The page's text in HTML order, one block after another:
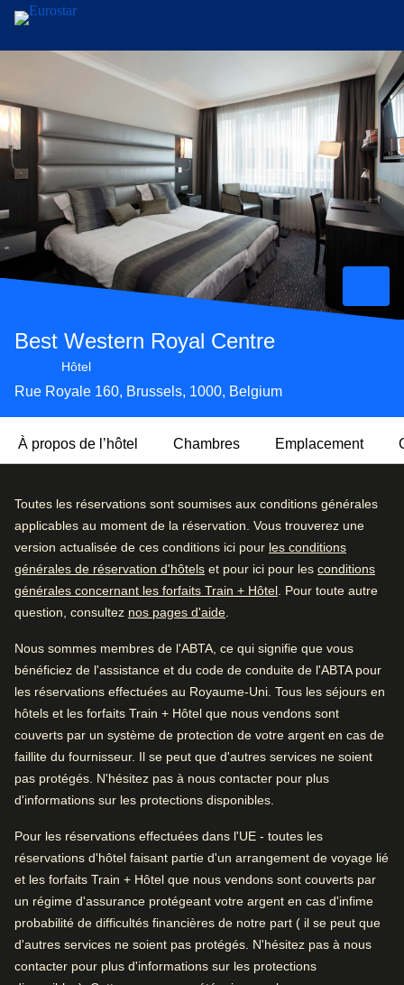
Aller au contenu principal
Best Western Royal Centre
Hôtel 3 étoiles
Hôtel
Rue Royale 160, Brussels, 1000, Belgium
À propos de l’hôtel Chambres Emplacement
Ne vous laissez pas tromper par sa façade discrète – à
l’intérieur du Best Western Hotel Royal Centre, vous
découvrirez des chambres élégantes et modernes, et avec
certains des plus beaux sites de la ville à seulement
quelques minutes, l’emplacement est tout simplement
idéal.
Une salle de petit déjeuner vous attend pour bien
commencer la journée, et le bar The Royal Club propose
une sélection de bières belges, de boissons
internationales et de snacks.
Écoresponsable: Cet établissement a mis en place
plusieurs mesures pour offrir un séjour plus durable et
respectueux de l’environnement, comme la possibilité de
réutiliser les serviettes et de ne pas les remplacer chaque
jour.
Pour information, le texte sur cette page a été traduit
depuis l'anglais à l'aide d'un outil d'intelligence artificielle.
Il est donc possible que l'orthographe et la grammaire ne
soient pas parfaites.
Arrive à Bruxelles
Arrive à Bruxelles
2.6 km de Bruxelles-Midi
Pendant que vous êtes à Bruxelles
0.5 km de Saint Michel Cathedral
Avis des utilisatrices et utilisateurs, 4.3 sur 5, Très bien
4.3/5 Très bien
2228 commentaires vérifiés
Détail des commentaires
Excellent
Très bien
Bien 8%
Moyen
Médiocre 2%
Bon à savoir
Chambres propres
Noté par
Seul·e– 50%
Toutes les réservations sont soumises aux conditions générales
applicables au moment de la réservation. Vous trouverez une
version actualisée de ces conditions ici pour les conditions
générales de réservation d'hôtels et pour ici pour les conditions
générales concernant les forfaits Train + Hôtel . Pour toute autre
question, consultez nos pages d'aide
Nous sommes membres de l'ABTA, ce qui signifie que vous
bénéficiez de l'assistance et du code de conduite de l'ABTA pour
les réservations effectuées au Royaume-Uni. Tous les séjours en
hôtels et les forfaits Train + Hôtel que nous vendons sont
couverts par un système de protection de votre argent en cas de
faillite du fournisseur. Il se peut que d'autres services ne soient
pas protégés. N'hésitez pas à nous contacter pour plus
d'informations sur les protections disponibles.
Pour les réservations effectuées dans l'UE - toutes les
réservations d'hôtel faisant partie d'un arrangement de voyage lié
et les forfaits Train + Hôtel que nous vendons sont couverts par
un régime d'assurance protégeant votre argent en cas d'infime
probabilité de difficultés financières de notre part ( il se peut que
d'autres services ne soient pas protégés. N'hésitez pas à nous
contacter pour plus d'informations sur les protections